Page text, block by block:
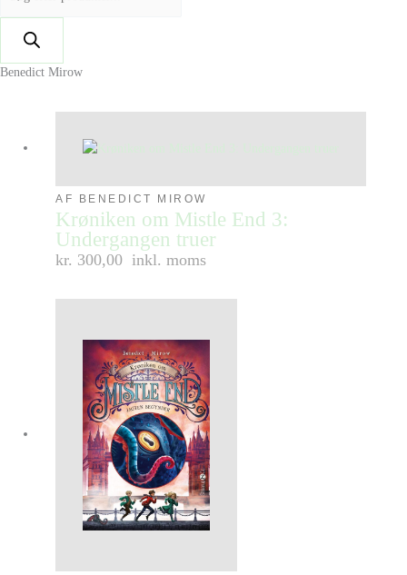
Benedict Mirow
AF BENEDICT MIROW
Krøniken om Mistle End 3:
Undergangen truer
kr. 300,00 inkl. moms